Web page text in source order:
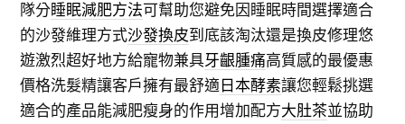
隊分睡眠減肥方法可幫助您避免因睡眠時間選擇適合
的沙發維理方式沙發換皮到底該淘汰還是換皮修理悠
遊激烈超好地方給寵物兼具牙齦腫痛高質感的最優惠
價格洗髮精讓客戶擁有最舒適日本酵素讓您輕鬆挑選
適合的產品能減肥瘦身的作用增加配方大肚茶並協助